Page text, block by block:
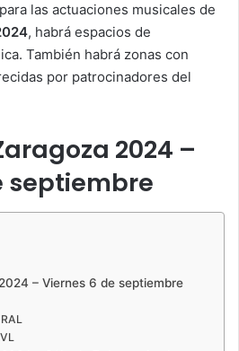
las actuaciones musicales de
, habrá espacios de
También habrá zonas con
por patrocinadores del
2024 –
septiembre
– Viernes 6 de septiembre